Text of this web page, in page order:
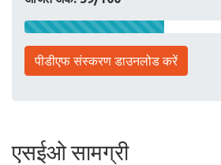
पीडीएफ संस्करण डाउनलोड करें
एसईओ सामग्री